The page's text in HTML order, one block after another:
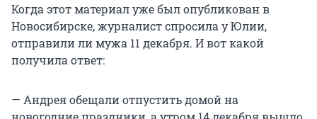
Когда этот материал уже был опубликован в
Новосибирске, журналист спросила у Юлии,
отправили ли мужа 11 декабря. И вот какой
получила ответ:
— Андрея обещали отпустить домой на